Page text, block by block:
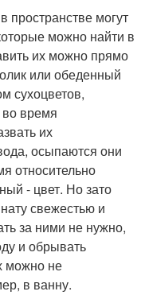
могут
можно найти в
их можно прямо
или обеденный
сухоцветов,
время
их
осыпаются они
относительно
- цвет. Но зато
свежестью и
за ними не нужно,
и обрывать
можно не
в ванну.